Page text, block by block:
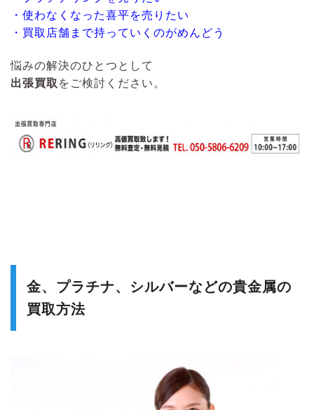
・使わなくなった喜平を売りたい
・買取店舗まで持っていくのがめんどう
悩みの解決のひとつとして
出張買取 をご検討ください。
金、プラチナ、シルバーなどの貴金属の
買取方法